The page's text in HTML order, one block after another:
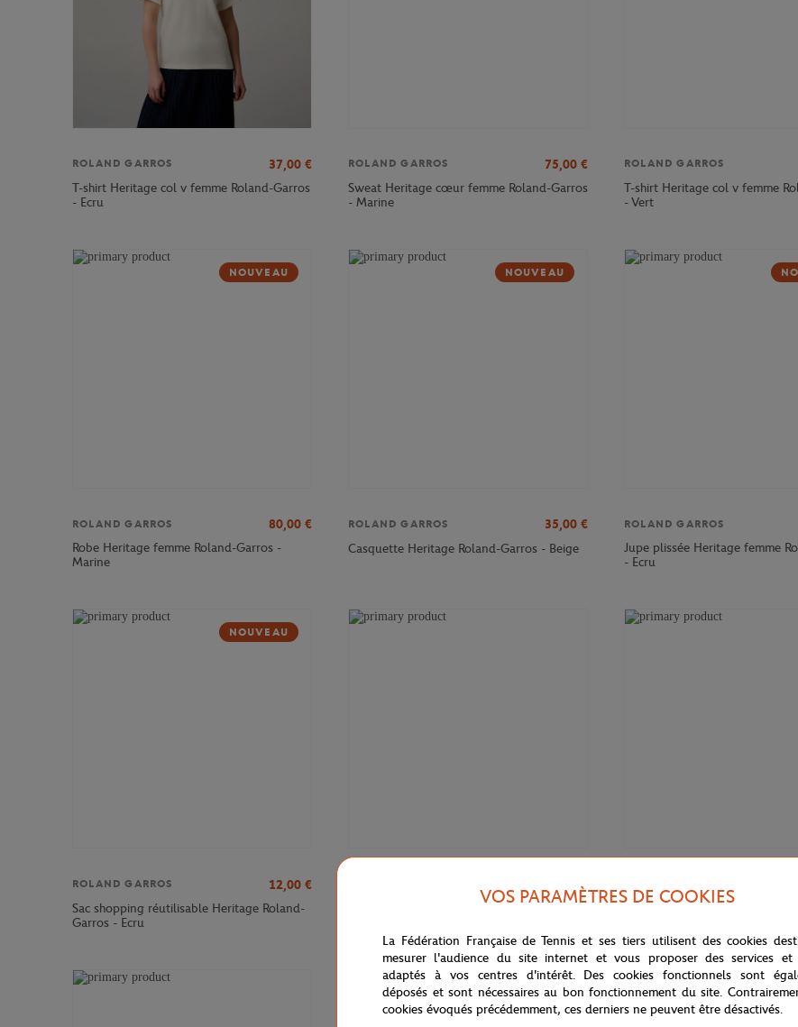
ROLAND GARROS 37,00 €
T-shirt Heritage col v femme Roland-Garros
- Ecru
ROLAND GARROS 75,00 €
Sweat Heritage cœur femme Roland-Garros
- Marine
ROLAND GARROS
T-shirt Heritage col v femme
- Vert
NOUVEAU
ROLAND GARROS 80,00 €
Robe Heritage femme Roland-Garros -
Marine
NOUVEAU
ROLAND GARROS 35,00 €
Casquette Heritage Roland-Garros - Beige
ROLAND GARROS
Jupe plissée Heritage femme
- Ecru
NOUVEAU
ROLAND GARROS 12,00 €
Sac shopping réutilisable Heritage Roland-
Garros - Ecru
€
NOUVEAU
VOS PARAMÈTRES DE COOKIES
La Fédération Française de Tennis et ses tiers utilisent des cookies
mesurer l'audience du site internet et vous proposer des services et
adaptés à vos centres d'intérêt. Des cookies fonctionnels sont
déposés et sont nécessaires au bon fonctionnement du site.
cookies évoqués précédemment, ces derniers ne peuvent être désactivés.